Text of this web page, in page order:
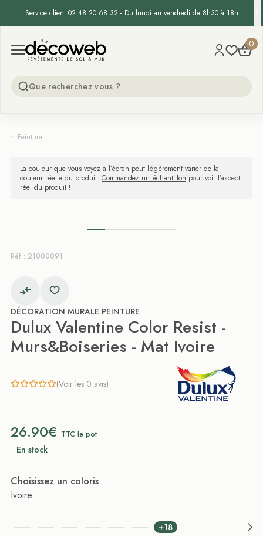
Service client 02 48 20 68 32 - Du lundi au vendredi de 8h30 à 18h
Open menu
Decoweb 0
...Peinture
La couleur que vous voyez à l’écran peut légèrement varier de la
couleur réelle du produit. Commandez un échantillon pour voir l’aspect
réel du produit !
Réf : 21000091
DÉCORATION MURALE PEINTURE
Dulux Valentine Color Resist -
Murs&Boiseries - Mat Ivoire
(Voir les 0 avis)
26.90€ TTC le pot
En stock
Choisissez un coloris
Ivoire
+18